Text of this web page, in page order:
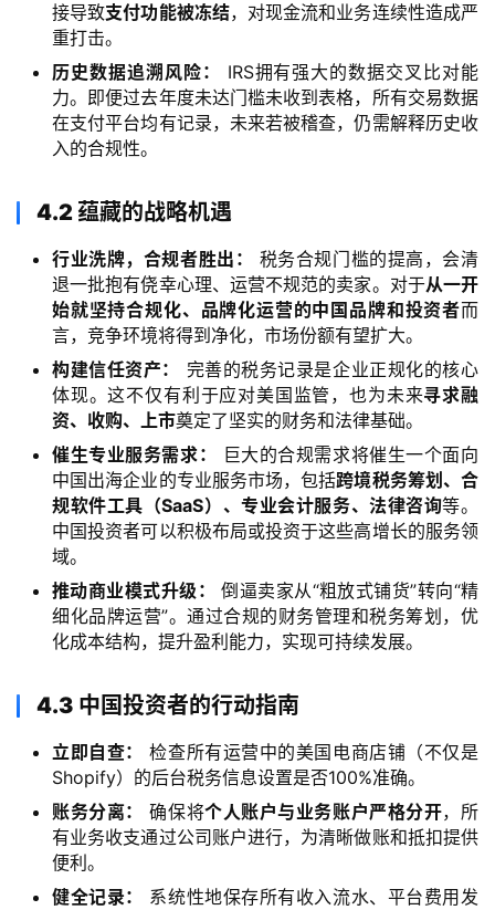
海
银
全
方
球
牌
接导致支付功能被冻结，对现金流和业务连续性造成严
重打击。
历史数据追溯风险：
IRS拥有强大的数据交叉比对能
力。即便过去年度未达门槛未收到表格，所有交易数据
在支付平台均有记录，未来若被稽查，仍需解释历史收
入的合规性。
4.2 蕴藏的战略机遇
行业洗牌，合规者胜出：
税务合规门槛的提高，会清
退一批抱有侥幸心理、运营不规范的卖家。对于从一开
始就坚持合规化、品牌化运营的中国品牌和投资者而
言，竞争环境将得到净化，市场份额有望扩大。
构建信任资产：
完善的税务记录是企业正规化的核心
体现。这不仅有利于应对美国监管，也为未来寻求融
资、收购、上市奠定了坚实的财务和法律基础。
催生专业服务需求：
巨大的合规需求将催生一个面向
中国出海企业的专业服务市场，包括跨境税务筹划、合
规软件工具（SaaS）、专业会计服务、法律咨询等。
中国投资者可以积极布局或投资于这些高增长的服务领
域。
推动商业模式升级：
倒逼卖家从“粗放式铺货”转向“精
细化品牌运营”。通过合规的财务管理和税务筹划，优
化成本结构，提升盈利能力，实现可持续发展。
4.3 中国投资者的行动指南
立即自查：
检查所有运营中的美国电商店铺（不仅是
Shopify）的后台税务信息设置是否100%准确。
账务分离：
确保将个人账户与业务账户严格分开，所
有业务收支通过公司账户进行，为清晰做账和抵扣提供
便利。
健全记录：
系统性地保存所有收入流水、平台费用发